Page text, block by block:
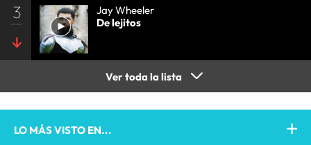
3
Jay Wheeler
De lejitos
Ver toda la lista
LO MÁS VISTO EN...